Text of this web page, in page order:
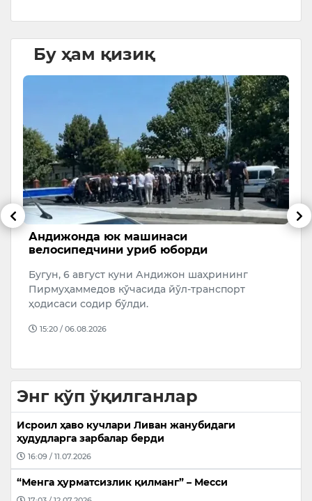
Бу ҳам қизиқ
Андижонда юк машинаси
велосипедчини уриб юборди
Бугун, 6 август куни Андижон шаҳрининг
Пирмуҳаммедов кўчасида йўл-транспорт
ҳодисаси содир бўлди.
15:20 / 06.08.2026
Энг кўп ўқилганлар
Исроил ҳаво кучлари Ливан жанубидаги
ҳудудларга зарбалар берди
16:09 / 11.07.2026
“Менга ҳурматсизлик қилманг” – Месси